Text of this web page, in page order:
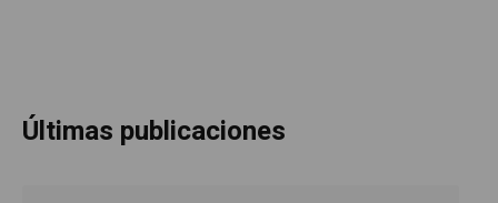
Últimas publicaciones